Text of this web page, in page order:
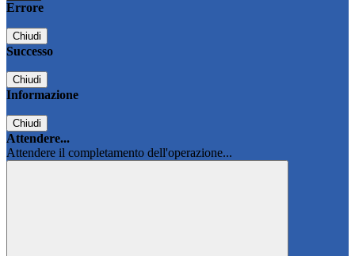
Errore
Chiudi
Successo
Chiudi
Informazione
Chiudi
Attendere...
Attendere il completamento dell'operazione...